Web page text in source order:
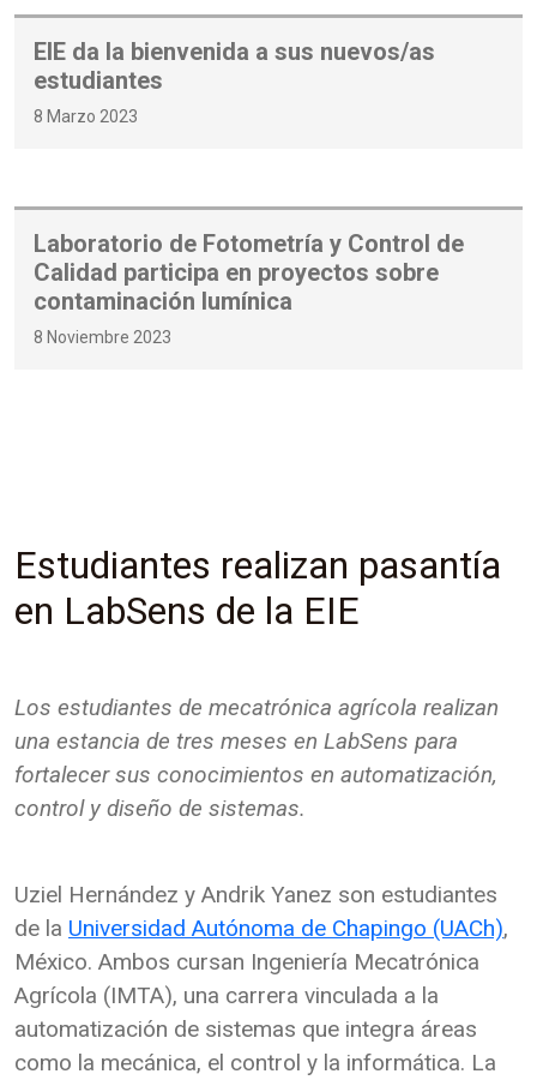
EIE da la bienvenida a sus nuevos/as
estudiantes
8 Marzo 2023
Laboratorio de Fotometría y Control de
Calidad participa en proyectos sobre
contaminación lumínica
8 Noviembre 2023
Estudiantes realizan pasantía
en LabSens de la EIE
Los estudiantes de mecatrónica agrícola realizan
una estancia de tres meses en LabSens para
fortalecer sus conocimientos en automatización,
control y diseño de sistemas.
Uziel Hernández y Andrik Yanez son estudiantes
de la Universidad Autónoma de Chapingo (UACh),
México. Ambos cursan Ingeniería Mecatrónica
Agrícola (IMTA), una carrera vinculada a la
automatización de sistemas que integra áreas
como la mecánica, el control y la informática. La